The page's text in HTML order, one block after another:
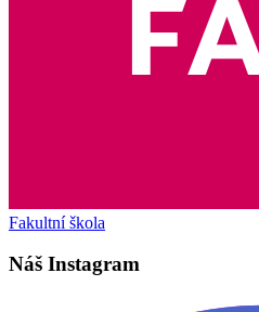
Fakultní škola
Náš Instagram